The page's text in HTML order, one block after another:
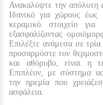
Ανακαλύψτε την απόλυτη
Ιδανικό για χώρους
κεραμικό στοιχείο
εξασφαλίζοντας
Επιλέξτε ανάμεσα σε
προσαρμόστε τον
και αθόρυβο, είναι η
Επιπλέον, με σύστημα
την ηρεμία που
ασφάλεια.